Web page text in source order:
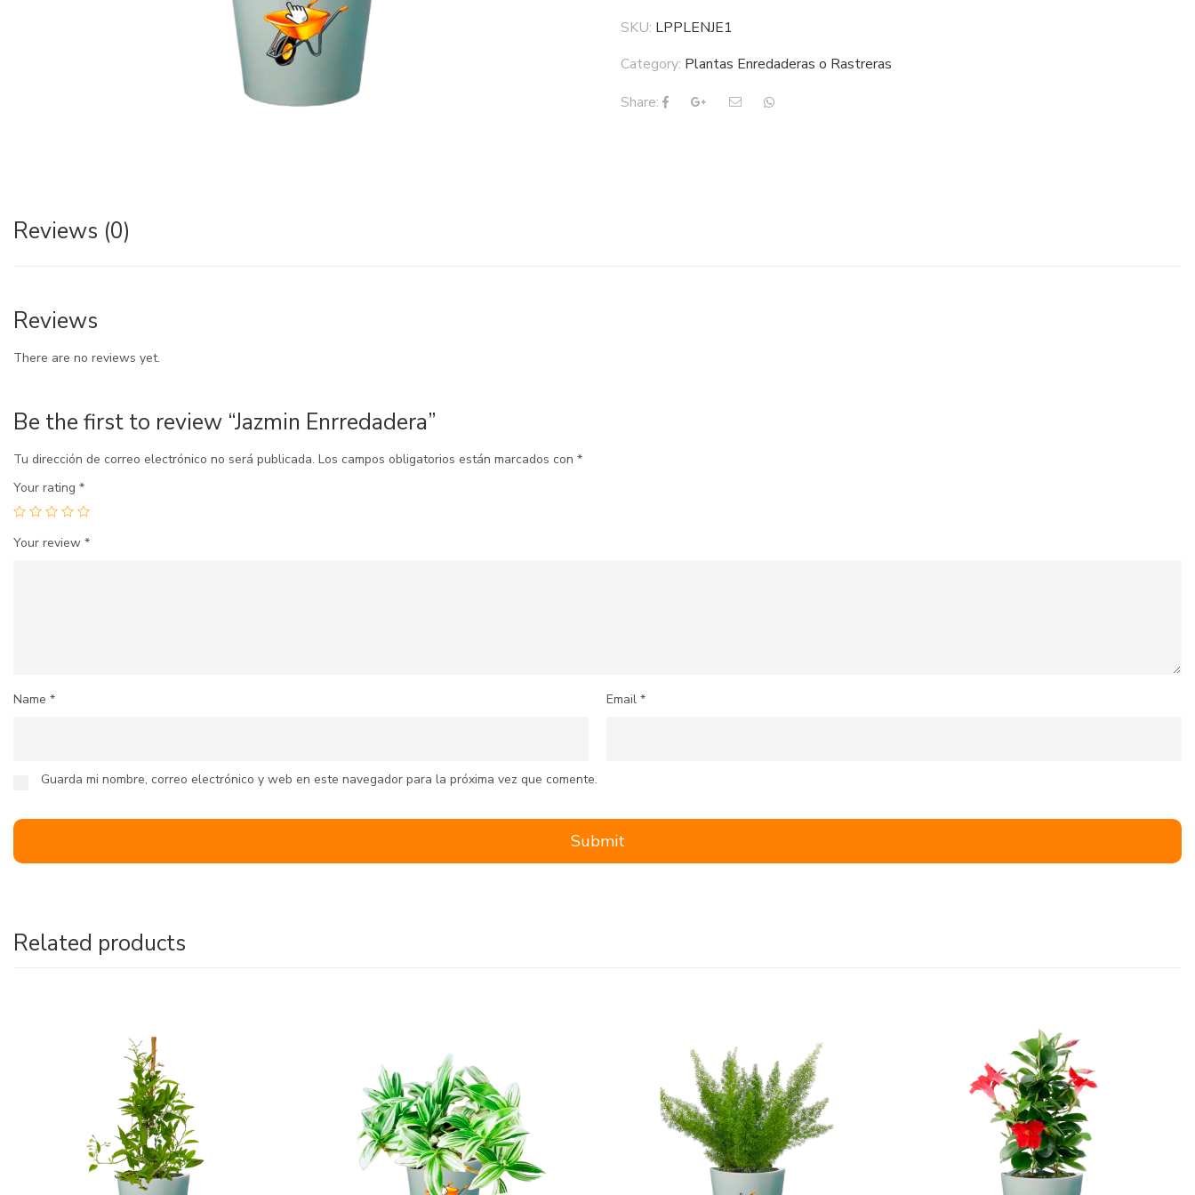
SKU: LPPLENJE1
Category: Plantas Enredaderas o Rastreras
Share:
Reviews (0)
Reviews
There are no reviews yet.
Be the first to review “Jazmin Enrredadera”
Tu dirección de correo electrónico no será publicada. Los campos obligatorios están marcados con *
Your rating *
Your review *
Name * Email *
Guarda mi nombre, correo electrónico y web en este navegador para la próxima vez que comente.
Related products